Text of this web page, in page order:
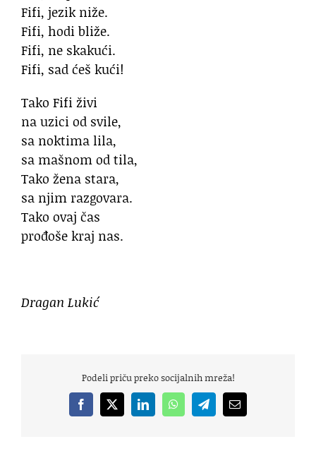
Fifi, jezik niže.
Fifi, hodi bliže.
Fifi, ne skakući.
Fifi, sad ćeš kući!
Tako Fifi živi
na uzici od svile,
sa noktima lila,
sa mašnom od tila,
Tako žena stara,
sa njim razgovara.
Tako ovaj čas
prođoše kraj nas.
Dragan Lukić
Podeli priču preko socijalnih mreža!
Facebook
X LinkedInWhatsAppTelegramEmail